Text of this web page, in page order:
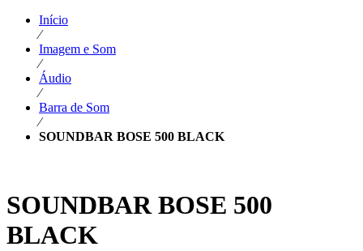
Início
⁄
Imagem e Som
⁄
Áudio
⁄
Barra de Som
⁄
SOUNDBAR BOSE 500 BLACK
SOUNDBAR BOSE 500
BLACK